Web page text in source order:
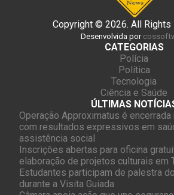
Copyright © 2026. All Rights
Desenvolvida por
CATEGORIAS
Polícia
Política
Tecnologia
Ciência e Saúde
ÚLTIMAS
Operação Approximatus é encerrada
com resultados expressivos em
assistência social
Inscrições abertas para oficina
elaboração de projetos culturais em
Estudantes participam de palestra
durante a Visita Guiada